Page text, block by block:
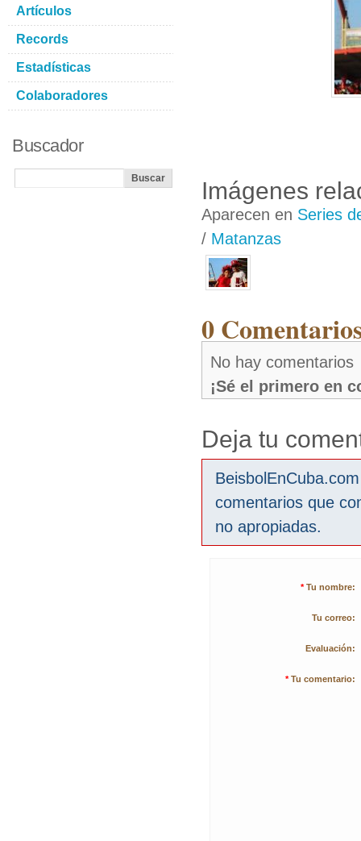
Imágenes
Aparecen en Series
/ Matanzas
0
No hay comentarios
¡Sé el primero en
Deja tu
comentarios que
no apropiadas.
* Tu nombre:
Tu correo:
Evaluación:
* Tu comentario:
Artículos
Records
Estadísticas
Colaboradores
Buscador